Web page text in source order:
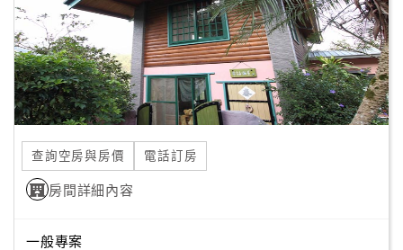
伴
計
劃
商
品
宣
傳
查詢空房與房價 電話訂房
房間詳細內容
一般專案